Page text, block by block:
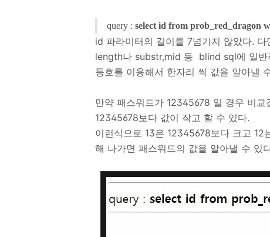
query : select id from prob_red_dragon
id 파라미터의 길이를 7넘기지 않았다.
length나 substr,mid 등 blind sql에 일반
등호를 이용해서 한자리 씩 값을 알아낼
만약 패스워드가 12345678 일 경우 비
12345678보다 값이 작고 할 수 있다.
이런식으로 13은 12345678보다 크고
해 나가면 패스워드의 값을 알아낼 수 있